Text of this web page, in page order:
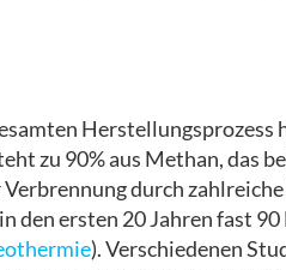
zu 90% aus Methan, das
durch zahlreiche
den ersten 20 Jahren fast
). Verschiedenen